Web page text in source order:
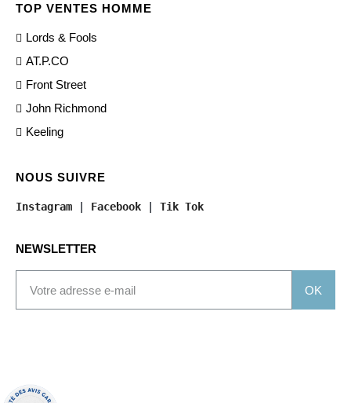
TOP VENTES HOMME
Lords & Fools
AT.P.CO
Front Street
John Richmond
Keeling
NOUS SUIVRE
Instagram Facebook Tik Tok
NEWSLETTER
OK